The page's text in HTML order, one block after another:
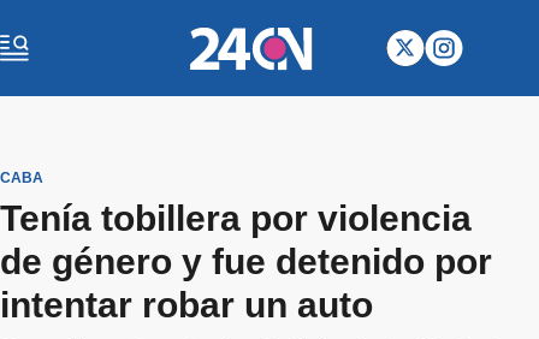
CABA
Tenía tobillera por violencia
de género y fue detenido por
intentar robar un auto